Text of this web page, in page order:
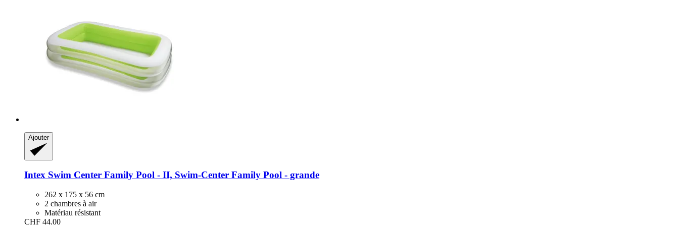
Ajouter
Intex Swim Center Family Pool -​ II, Swim-​Center Family Pool -​ grande
262 x 175 x 56 cm
2 chambres à air
Matériau résistant
CHF 44.00